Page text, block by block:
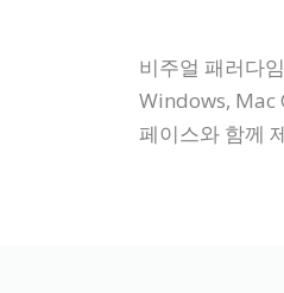
비주얼 패러다
Windows, Mac
페이스와 함께